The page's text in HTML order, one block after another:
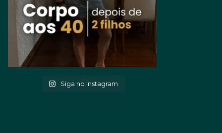
Siga no Instagram